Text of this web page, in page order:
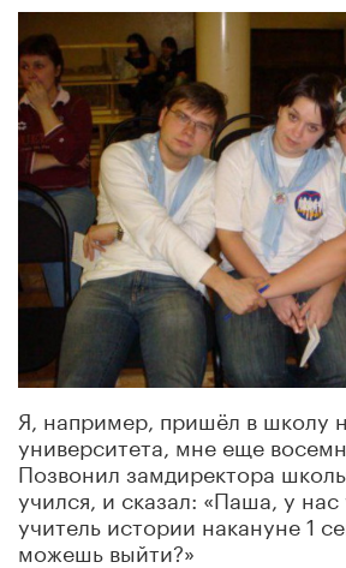
Я, например, пришёл в школу
университета, мне еще
Позвонил замдиректора
учился, и сказал: «Паша, у нас
учитель истории накануне 1
можешь выйти?»